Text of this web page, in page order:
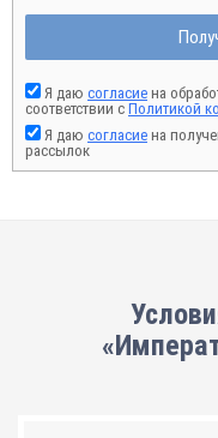
Я даю согласие на
соответствии с Политикой
Я даю согласие на
рассылок